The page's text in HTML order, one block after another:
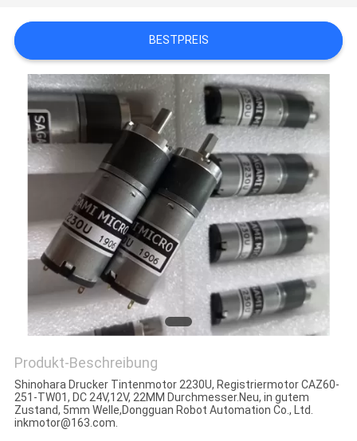
ZITAT
SITEMAP
PRIVACY
POLICY
BESTPREIS
Produkt-Beschreibung
Shinohara Drucker Tintenmotor 2230U, Registriermotor CAZ60-
251-TW01, DC 24V,12V, 22MM Durchmesser.Neu, in gutem
Zustand, 5mm Welle,Dongguan Robot Automation Co., Ltd.
inkmotor@163.com.